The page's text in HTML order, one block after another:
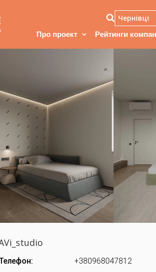
Чернівці
Про проект Рейтинги
+380968047812